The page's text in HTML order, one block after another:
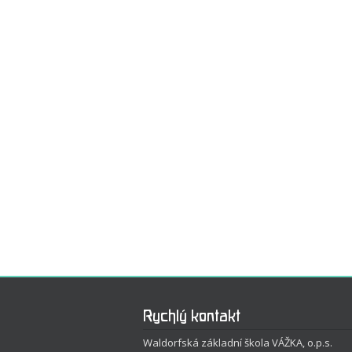
Rychlý kontakt
Waldorfská základní škola VÁŽKA, o.p.s.